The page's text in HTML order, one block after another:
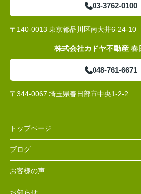
03-3762-0100
〒140-0013 東京都品川区南大井6-24-10
株式会社カドヤ不動産 春
048-761-6671
〒344-0067 埼玉県春日部市中央1-2-2
トップページ
ブログ
お客様の声
お知らせ